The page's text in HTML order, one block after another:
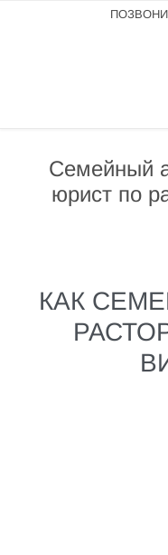
Семейный
юрист по
КАК